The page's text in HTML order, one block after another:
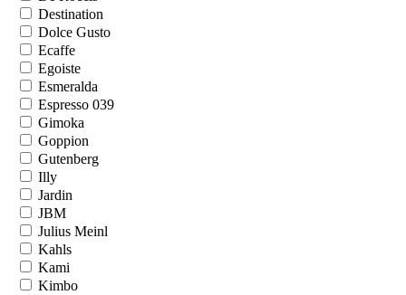
Destination
Dolce Gusto
Ecaffe
Egoiste
Esmeralda
Espresso 039
Gimoka
Goppion
Gutenberg
Illy
Jardin
JBM
Julius Meinl
Kahls
Kami
Kimbo